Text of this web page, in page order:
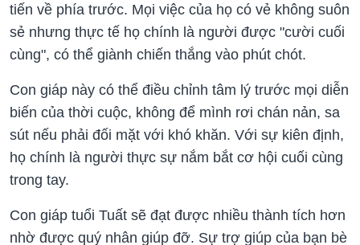
tiến về phía trước. Mọi việc của họ có vẻ không suôn
sẻ nhưng thực tế họ chính là người được "cười cuối
cùng", có thể giành chiến thắng vào phút chót.
Con giáp này có thể điều chỉnh tâm lý trước mọi diễn
biến của thời cuộc, không để mình rơi chán nản, sa
sút nếu phải đối mặt với khó khăn. Với sự kiên định,
họ chính là người thực sự nắm bắt cơ hội cuối cùng
trong tay.
Con giáp tuổi Tuất sẽ đạt được nhiều thành tích hơn
nhờ được quý nhân giúp đỡ. Sự trợ giúp của bạn bè